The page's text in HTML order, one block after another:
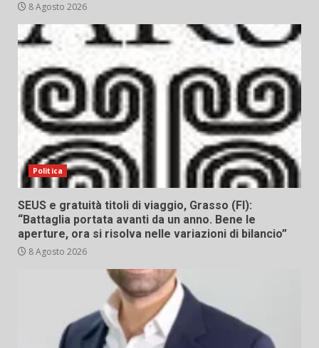
8 Agosto 2026
Politica
SEUS e gratuità titoli di viaggio, Grasso (FI):
“Battaglia portata avanti da un anno. Bene le
aperture, ora si risolva nelle variazioni di bilancio”
8 Agosto 2026